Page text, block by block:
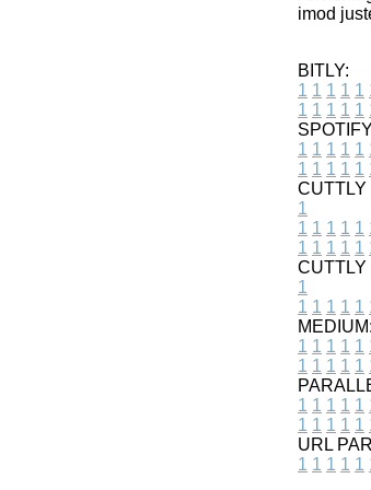
imod
BITLY:
1 1 1 1 1
1 1 1 1 1
1 1 1 1 1
1 1 1 1 1
CUTTLY
1
1 1 1 1 1
1 1 1 1 1
CUTTLY
1
1 1 1 1 1
MEDIUM:
1 1 1 1 1
1 1 1 1 1
1 1 1 1 1
1 1 1 1 1
URL
1 1 1 1 1